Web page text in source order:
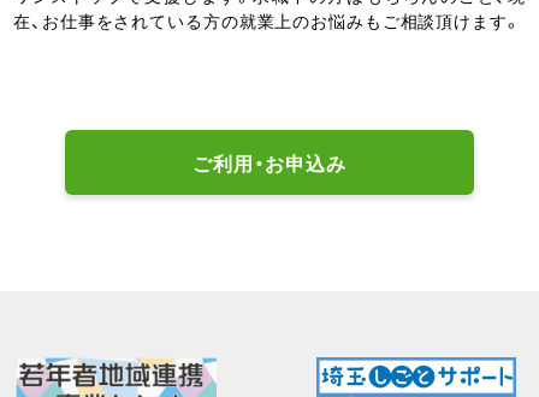
在、お仕事をされている方の就業上のお悩みもご相談頂けます。
ご利用・お申込み